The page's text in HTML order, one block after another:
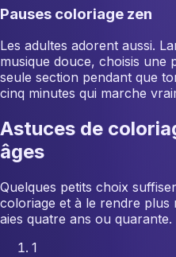
Pauses coloriage zen
Les adultes adorent aussi.
musique douce, choisis une
seule section pendant que
cinq minutes qui marche
Astuces de
âges
Quelques petits choix
coloriage et à le rendre plus
aies quatre ans ou quarante.
1